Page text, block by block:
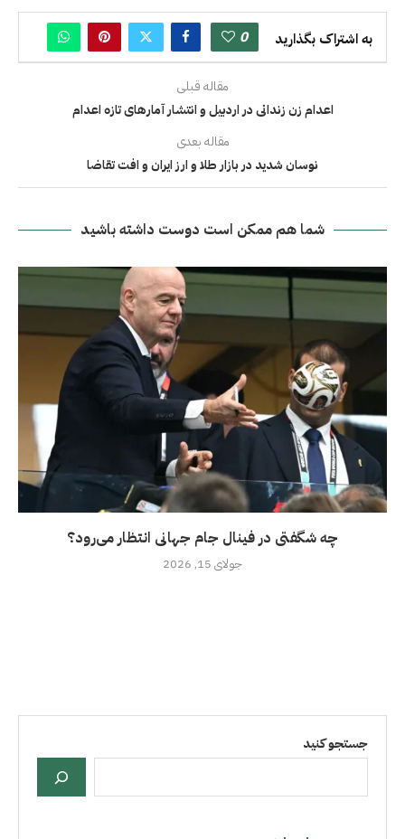
به اشتراک بگذارید 0
مقاله قبلی
اعدام زن زندانی در اردبیل و انتشار آمارهای تازه اعدام
مقاله بعدی
نوسان شدید در بازار طلا و ارز ایران و افت تقاضا
شما هم ممکن است دوست داشته باشید
چه شگفتی در فینال جام جهانی انتظار می‌رود؟
جولای 15, 2026
جستجو کنید